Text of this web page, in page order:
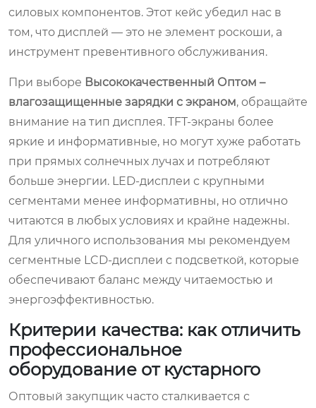
силовых компонентов. Этот кейс убедил нас в
том, что дисплей — это не элемент роскоши, а
инструмент превентивного обслуживания.
При выборе Высококачественный Оптом –
влагозащищенные зарядки с экраном, обращайте
внимание на тип дисплея. TFT-экраны более
яркие и информативные, но могут хуже работать
при прямых солнечных лучах и потребляют
больше энергии. LED-дисплеи с крупными
сегментами менее информативны, но отлично
читаются в любых условиях и крайне надежны.
Для уличного использования мы рекомендуем
сегментные LCD-дисплеи с подсветкой, которые
обеспечивают баланс между читаемостью и
энергоэффективностью.
Критерии качества: как отличить
профессиональное
оборудование от кустарного
Оптовый закупщик часто сталкивается с